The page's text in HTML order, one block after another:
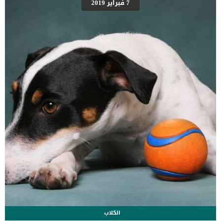
للحيوانات الأليفة والبشر أيضًا الكثير من الأمراض الناتجة عن الرطوبة. ما
مرتفعة. وبذلك سوف تضمن عدم تسرب المياه وتحافظ على صحة […]
7 فبراير 2019
الكلاب